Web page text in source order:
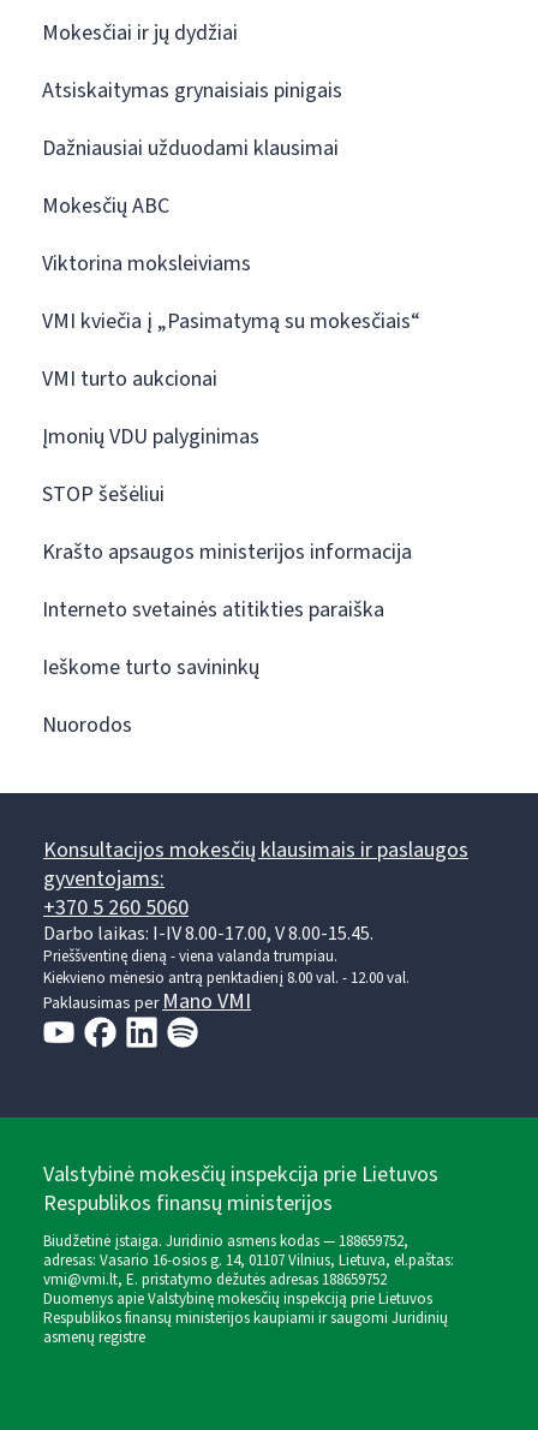
Mokesčiai ir jų dydžiai
Atsiskaitymas grynaisiais pinigais
Dažniausiai užduodami klausimai
Mokesčių ABC
Viktorina moksleiviams
VMI kviečia į „Pasimatymą su mokesčiais“
VMI turto aukcionai
Įmonių VDU palyginimas
STOP šešėliui
Krašto apsaugos ministerijos informacija
Interneto svetainės atitikties paraiška
Ieškome turto savininkų
Nuorodos
Konsultacijos mokesčių klausimais ir paslaugos
gyventojams:
+370 5 260 5060
Darbo laikas: I-IV 8.00-17.00, V 8.00-15.45.
Prieššventinę dieną - viena valanda trumpiau.
Kiekvieno mėnesio antrą penktadienį 8.00 val. - 12.00 val.
Paklausimas perMano VMI
Valstybinė mokesčių inspekcija prie Lietuvos
Respublikos finansų ministerijos
Biudžetinė įstaiga. Juridinio asmens kodas — 188659752,
adresas: Vasario 16-osios g. 14, 01107 Vilnius, Lietuva, el.paštas:
vmi@vmi.lt, E. pristatymo dėžutės adresas 188659752
Duomenys apie Valstybinę mokesčių inspekciją prie Lietuvos
Respublikos finansų ministerijos kaupiami ir saugomi Juridinių
asmenų registre